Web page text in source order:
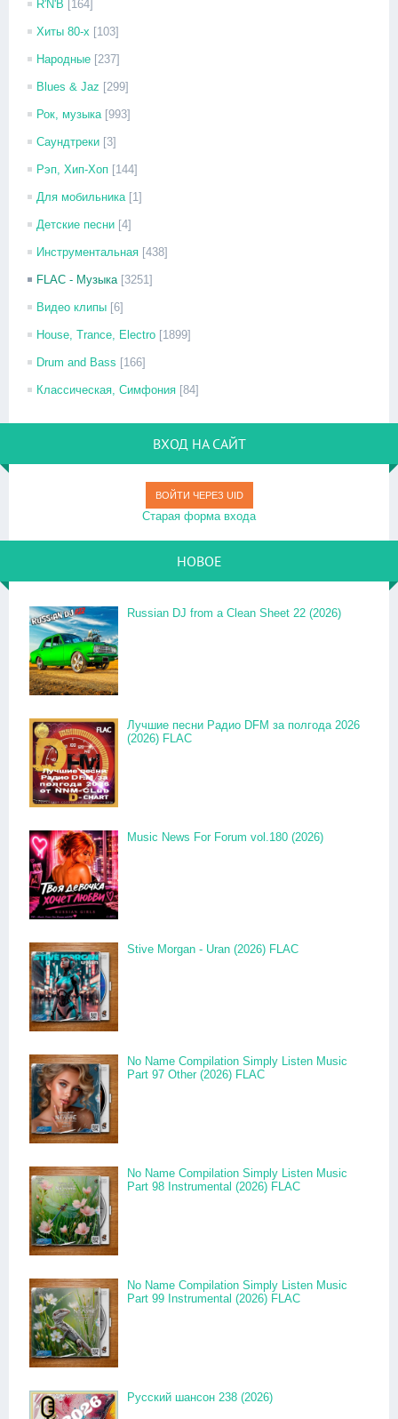
R'N'B [164]
Хиты 80-х [103]
Народные [237]
Blues & Jaz [299]
Рок, музыка [993]
Саундтреки [3]
Рэп, Хип-Хоп [144]
Для мобильника [1]
Детские песни [4]
Инструментальная [438]
FLAC - Музыка [3251]
Видео клипы [6]
House, Trance, Electro [1899]
Drum and Bass [166]
Классическая, Симфония [84]
ВХОД НА САЙТ
ВОЙТИ ЧЕРЕЗ UID
Старая форма входа
НОВОЕ
Russian DJ from a Clean Sheet 22 (2026)
Лучшие песни Радио DFM за полгода 2026
(2026) FLAC
Music News For Forum vol.180 (2026)
Stive Morgan - Uran (2026) FLAC
No Name Compilation Simply Listen Music
Part 97 Other (2026) FLAC
No Name Compilation Simply Listen Music
Part 98 Instrumental (2026) FLAC
No Name Compilation Simply Listen Music
Part 99 Instrumental (2026) FLAC
Русский шансон 238 (2026)